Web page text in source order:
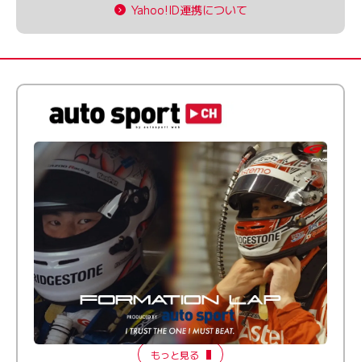
Yahoo!ID連携について
倒す相手を、信じてる。小林利徠斗 × 野村勇斗
【FORMATION LAP Produced by auto sport】
2026 Episode 2
もっと見る